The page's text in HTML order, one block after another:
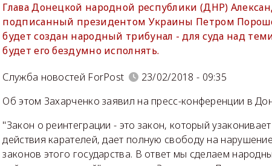
Глава Донецкой народной республики (ДНР)
подписанный президентом Украины Петром
будет создан народный трибунал - для суда над
будет его бездумно исполнять.
Служба новостей ForPost
23/02/2018 - 09:35
Об этом Захарченко заявил на пресс-конференции в
"Закон о реинтеграции - это закон, который
действия карателей, дает полную свободу на
законов этого государства. В ответ мы сделаем